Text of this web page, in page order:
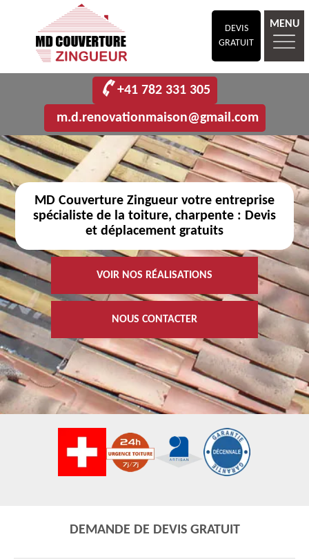
DEVIS
GRATUIT
MENU
+41 782 331 305
m.d.renovationmaison@gmail.com
MD Couverture Zingueur votre entreprise
spécialiste de la toiture, charpente : Devis
et déplacement gratuits
VOIR NOS RÉALISATIONS
NOUS CONTACTER
DEMANDE DE DEVIS GRATUIT